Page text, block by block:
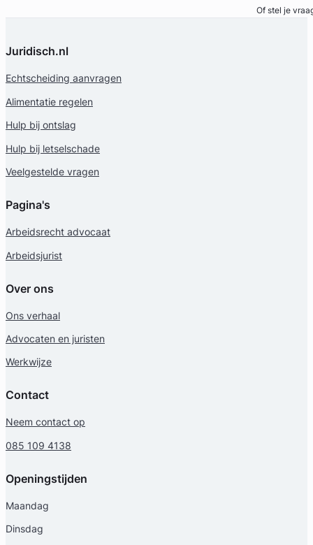
Of stel je
Juridisch.nl
Echtscheiding aanvragen
Alimentatie regelen
Hulp bij ontslag
Hulp bij letselschade
Veelgestelde vragen
Pagina's
Arbeidsrecht advocaat
Arbeidsjurist
Over ons
Ons verhaal
Advocaten en juristen
Werkwijze
Contact
Neem contact op
085 109 4138
Openingstijden
Maandag
Dinsdag